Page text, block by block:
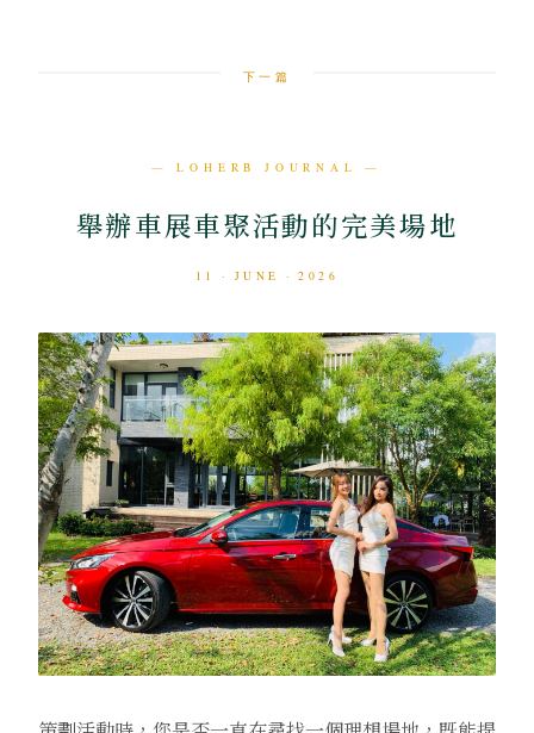
下一篇
— LOHERB JOURNAL —
舉辦車展車聚活動的完美場地
11 · JUNE · 2026